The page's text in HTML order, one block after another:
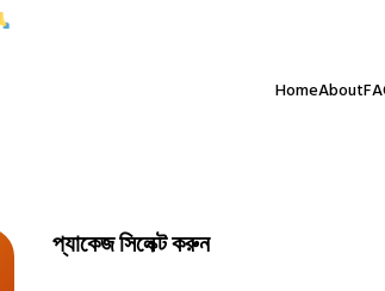
আপনাদের বিশ্বাসই আমাদের সবচেয়ে বড় অর্জন। অর্ডার
HomeAbout
প্যাকেজ সিলেক্ট করুন